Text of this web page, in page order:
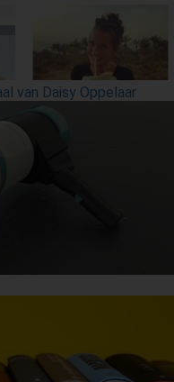
van Daisy Oppelaar